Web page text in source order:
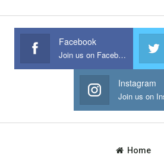
Facebook
Join us on Facebook
Instagram
Home